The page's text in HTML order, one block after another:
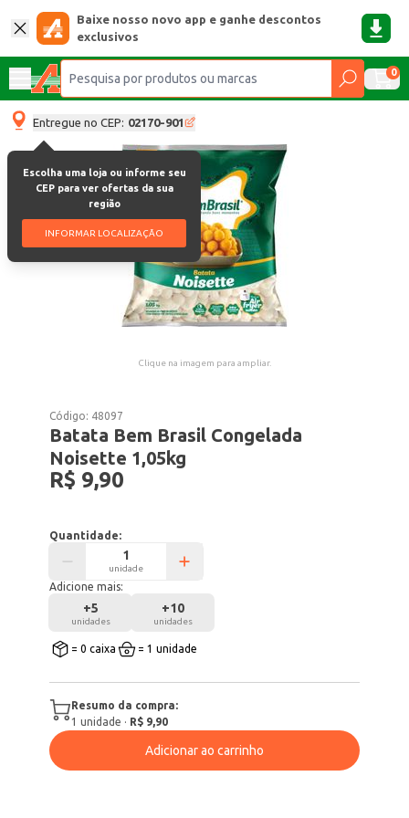
Baixe nosso novo app e ganhe descontos
exclusivos
0
Entregue no CEP: 02170-901
Escolha uma loja ou informe seu
CEP para ver ofertas da sua
região
INFORMAR LOCALIZAÇÃO
Clique na imagem para ampliar.
Código: 48097
Batata Bem Brasil Congelada
Noisette 1,05kg
R$ 9,90
Quantidade:
unidade
Adicione mais:
+5
unidades
+10
unidades
= 0 caixa = 1 unidade
Resumo da compra:
1 unidade · R$ 9,90
Adicionar ao carrinho